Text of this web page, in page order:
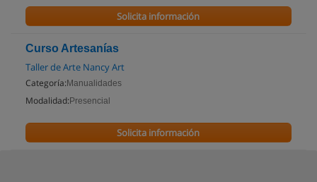
Solicita información
Curso Artesanías
Taller de Arte Nancy Art
Categoría: Manualidades
Modalidad: Presencial
Solicita información